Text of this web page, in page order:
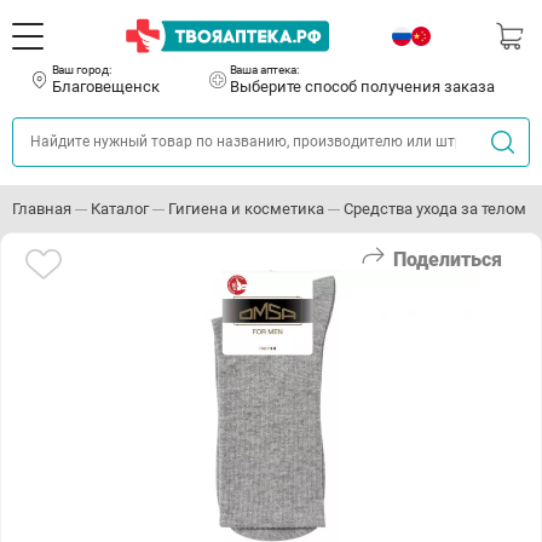
Ваш город:
Благовещенск
Ваша аптека:
Выберите способ получения заказа
Главная Каталог Гигиена и косметика Средства ухода за телом
Поделиться